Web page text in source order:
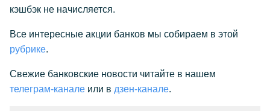
кэшбэк не начисляется.
Все интересные акции банков мы собираем в этой
рубрике.
Свежие банковские новости читайте в нашем
телеграм-канале или в дзен-канале.